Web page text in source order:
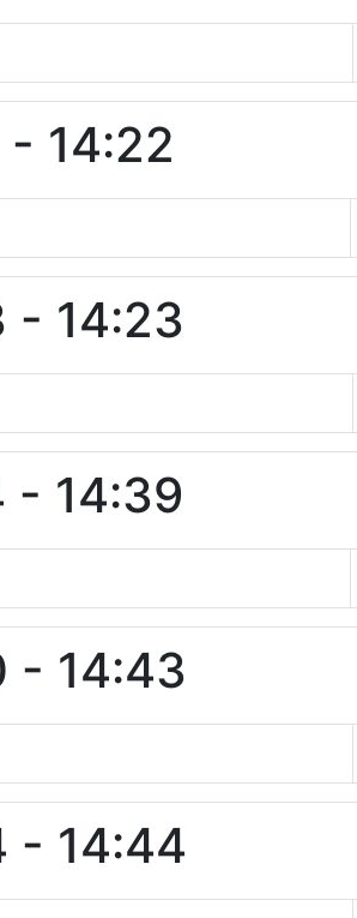
- 14:22
- 14:23
- 14:39
- 14:43
- 14:44